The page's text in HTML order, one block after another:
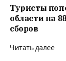
Туристы
области на
сборов
Читать далее